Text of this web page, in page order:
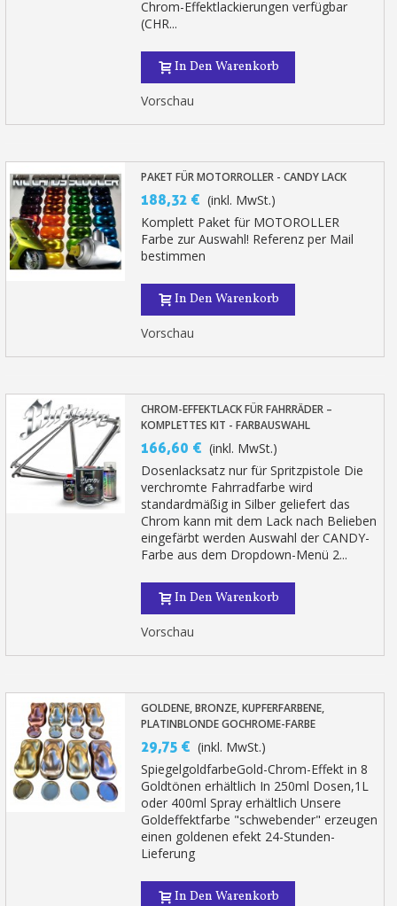
Chrom-Effektlackierungen verfügbar
(CHR...
In Den Warenkorb
Vorschau
PAKET FÜR MOTORROLLER - CANDY LACK
188,32 € (inkl. MwSt.)
Komplett Paket für MOTOROLLER
Farbe zur Auswahl! Referenz per Mail
bestimmen
In Den Warenkorb
Vorschau
CHROM-EFFEKTLACK FÜR FAHRRÄDER –
KOMPLETTES KIT - FARBAUSWAHL
166,60 € (inkl. MwSt.)
Dosenlacksatz nur für Spritzpistole Die
verchromte Fahrradfarbe wird
standardmäßig in Silber geliefert das
Chrom kann mit dem Lack nach Belieben
eingefärbt werden Auswahl der CANDY-
Farbe aus dem Dropdown-Menü 2...
In Den Warenkorb
Vorschau
GOLDENE, BRONZE, KUPFERFARBENE,
PLATINBLONDE GOCHROME-FARBE
29,75 € (inkl. MwSt.)
SpiegelgoldfarbeGold-Chrom-Effekt in 8
Goldtönen erhältlich In 250ml Dosen,1L
oder 400ml Spray erhältlich Unsere
Goldeffektfarbe "schwebender" erzeugen
einen goldenen efekt 24-Stunden-
Lieferung
In Den Warenkorb